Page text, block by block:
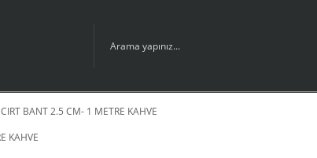
CIRT BANT 2.5 CM- 1 METRE KAHVE